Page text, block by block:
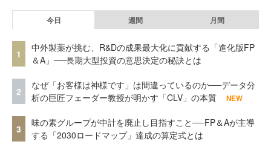
今日 週間 月間
1
中外製薬が挑む、R&Dの成果最大化に貢献する「進化版FP
＆A」──長期大型投資の意思決定の秘訣とは
2
なぜ「お客様は神様です」は間違っているのか──データ分
析の巨匠フェーダー教授が明かす「CLV」の本質
NEW
3
味の素グループが中計を廃止し目指すこと──FP＆Aが主導
する「2030ロードマップ」達成の算定式とは